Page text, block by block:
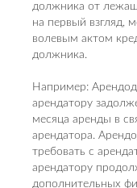
должника от
на первый взгляд,
волевым актом
должника.
Например:
арендатору
месяца аренды в
арендатора.
требовать с
арендатору
дополнительных